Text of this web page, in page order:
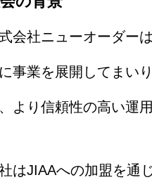
会社ニューオーダー
事業を展開してまい
より信頼性の高い運
はJIAAへの加盟を通